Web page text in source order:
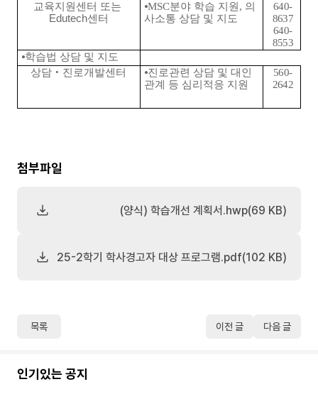
교육지원센터 또는
Edutech센터
⦁MSC분야 학습 지원 , 의
사소통 상담 및 지도
640-
8637
640-
8553
⦁학습법 상담 및 지도
상담 ‧ 진로개발센터 ⦁진로관련 상담 및 대인
관계 등 심리적응 지원
560-
2642
첨부파일
(양식) 학습개선 계획서.hwp(69 KB)
25-2학기 학사경고자 대상 프로그램.pdf(102 KB)
목록 이전 글 다음 글
인기있는 공지